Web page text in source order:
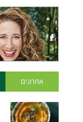
אחרונים